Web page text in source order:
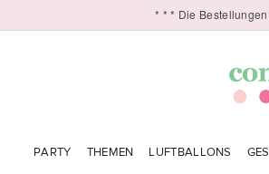
* * * Die
PARTY THEMEN LUFTBALLONS